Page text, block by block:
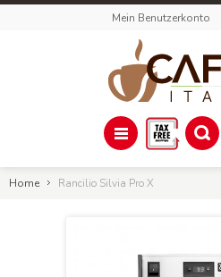
Mein Benutzerkonto
Home Rancilio Silvia Pro X